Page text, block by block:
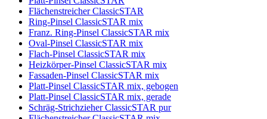
Flächenstreicher ClassicSTAR
Ring-Pinsel ClassicSTAR mix
Franz. Ring-Pinsel ClassicSTAR mix
Oval-Pinsel ClassicSTAR mix
Flach-Pinsel ClassicSTAR mix
Heizkörper-Pinsel ClassicSTAR mix
Fassaden-Pinsel ClassicSTAR mix
Platt-Pinsel ClassicSTAR mix, gebogen
Platt-Pinsel ClassicSTAR mix, gerade
Schräg-Strichzieher ClassicSTAR pur